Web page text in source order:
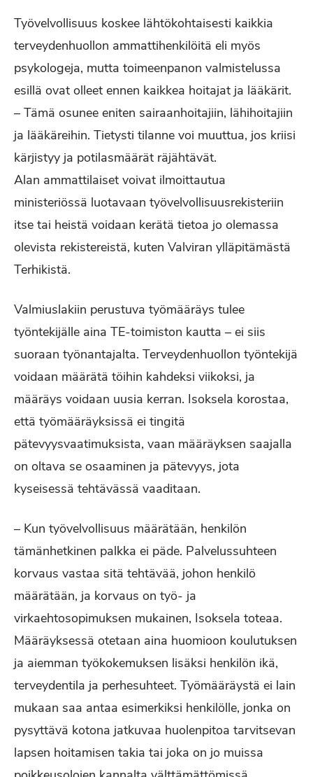
Työvelvollisuus koskee lähtökohtaisesti kaikkia
terveydenhuollon ammattihenkilöitä eli myös
psykologeja, mutta toimeenpanon valmistelussa
esillä ovat olleet ennen kaikkea hoitajat ja lääkärit.
– Tämä osunee eniten sairaanhoitajiin, lähihoitajiin
ja lääkäreihin. Tietysti tilanne voi muuttua, jos kriisi
kärjistyy ja potilasmäärät räjähtävät.
Alan ammattilaiset voivat ilmoittautua
ministeriössä luotavaan työvelvollisuusrekisteriin
itse tai heistä voidaan kerätä tietoa jo olemassa
olevista rekistereistä, kuten Valviran ylläpitämästä
Terhikistä.
Valmiuslakiin perustuva työmääräys tulee
työntekijälle aina TE-toimiston kautta – ei siis
suoraan työnantajalta. Terveydenhuollon työntekijä
voidaan määrätä töihin kahdeksi viikoksi, ja
määräys voidaan uusia kerran. Isoksela korostaa,
että työmääräyksissä ei tingitä
pätevyysvaatimuksista, vaan määräyksen saajalla
on oltava se osaaminen ja pätevyys, jota
kyseisessä tehtävässä vaaditaan.
– Kun työvelvollisuus määrätään, henkilön
tämänhetkinen palkka ei päde. Palvelussuhteen
korvaus vastaa sitä tehtävää, johon henkilö
määrätään, ja korvaus on työ- ja
virkaehtosopimuksen mukainen, Isoksela toteaa.
Määräyksessä otetaan aina huomioon koulutuksen
ja aiemman työkokemuksen lisäksi henkilön ikä,
terveydentila ja perhesuhteet. Työmääräystä ei lain
mukaan saa antaa esimerkiksi henkilölle, jonka on
pysyttävä kotona jatkuvaa huolenpitoa tarvitsevan
lapsen hoitamisen takia tai joka on jo muissa